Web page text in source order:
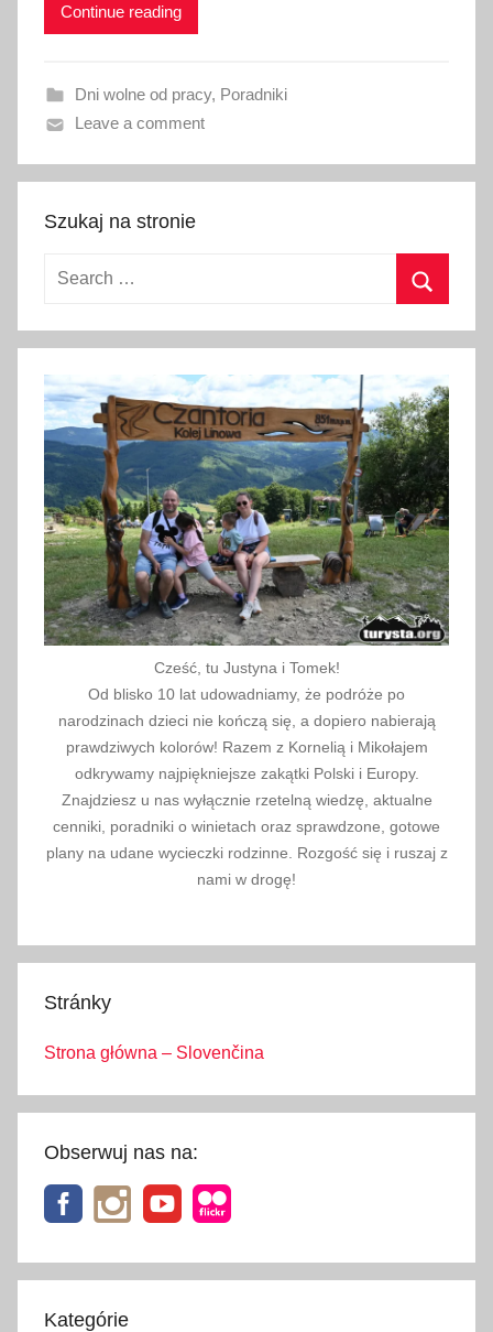
1
m
á
a
2
Continue reading
Dni wolne od pracy, Poradniki
Leave a comment
Szukaj na stronie
Search
Cześć, tu Justyna i Tomek!
Od blisko 10 lat udowadniamy, że podróże po
narodzinach dzieci nie kończą się, a dopiero nabierają
prawdziwych kolorów! Razem z Kornelią i Mikołajem
odkrywamy najpiękniejsze zakątki Polski i Europy.
Znajdziesz u nas wyłącznie rzetelną wiedzę, aktualne
cenniki, poradniki o winietach oraz sprawdzone, gotowe
plany na udane wycieczki rodzinne. Rozgość się i ruszaj z
nami w drogę!
Stránky
Strona główna – Slovenčina
Obserwuj nas na:
Kategórie